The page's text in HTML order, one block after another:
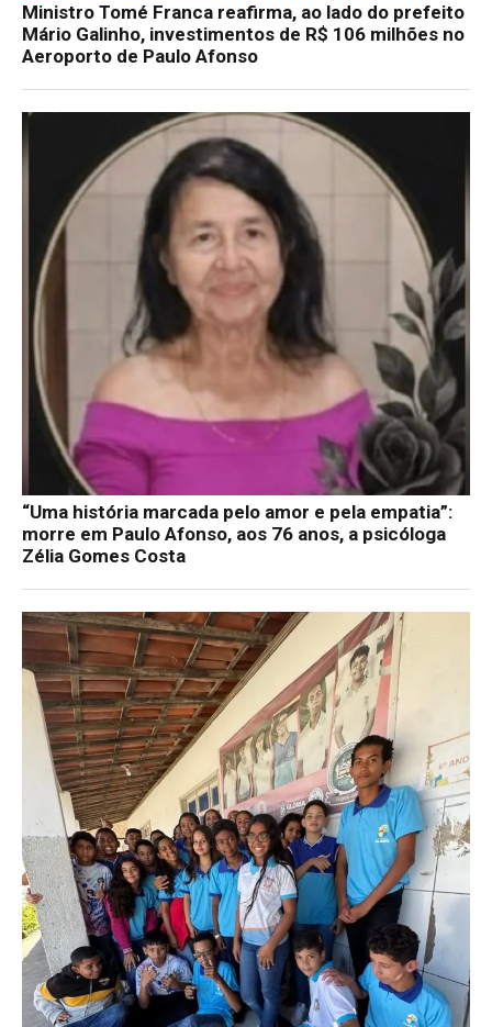
Ministro Tomé Franca reafirma, ao lado do prefeito
Mário Galinho, investimentos de R$ 106 milhões no
Aeroporto de Paulo Afonso
“Uma história marcada pelo amor e pela empatia”:
morre em Paulo Afonso, aos 76 anos, a psicóloga
Zélia Gomes Costa